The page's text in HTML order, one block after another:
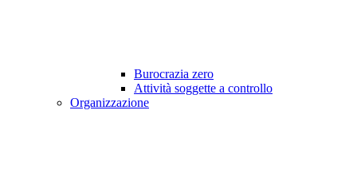
Burocrazia zero
Attività soggette a controllo
Organizzazione